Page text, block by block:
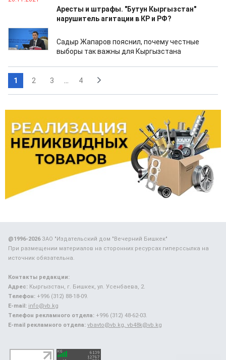
Аресты и штрафы. "Бутун Кыргызстан"
нарушитель агитации в КР и РФ?
26.11.2021
Садыр Жапаров пояснил, почему честные
выборы так важны для Кыргызстана
1 2 3 4
@1996-2026ЗАО "Издательский дом "Вечерний Бишкек"
При размещении материалов на сторонних ресурсах гиперссылка на
источник обязательна.
Контакты редакции:
Адрес: Кыргызстан, г. Бишкек, ул. Усенбаева, 2.
Телефон: +996 (312) 88-18-09.
E-mail: info@vb.kg
Телефон рекламного отдела: +996 (312) 48-62-03.
E-mail рекламного отдела: vbavto@vb.kg, vb48k@vb.kg